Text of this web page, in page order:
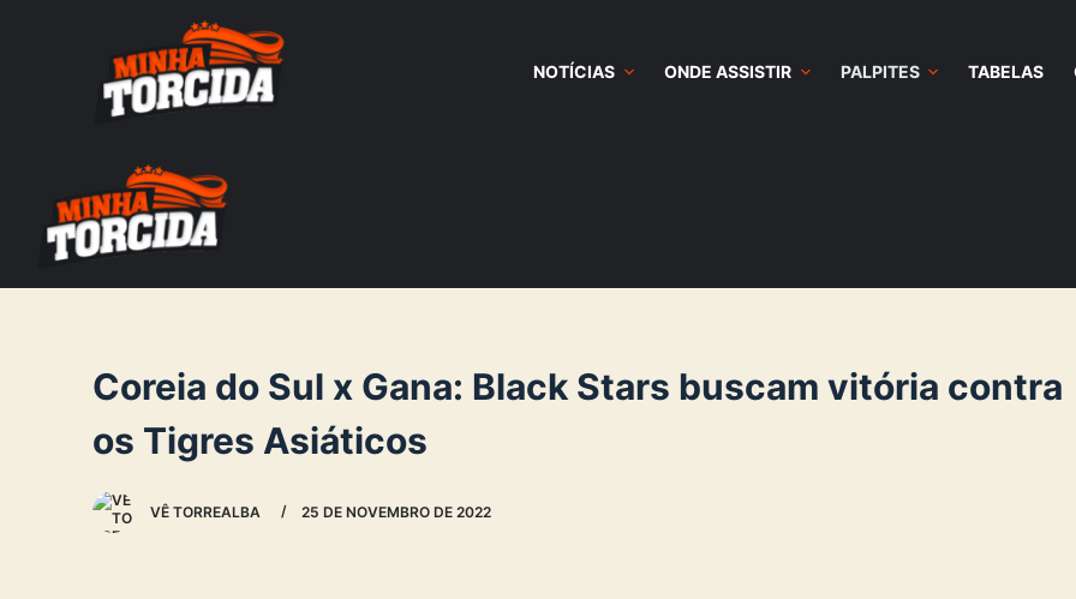
NOTÍCIAS ONDE ASSISTIR PALPITES TABELAS
Coreia do Sul x Gana: Black Stars buscam vitória contra
os Tigres Asiáticos
VÊ TORREALBA 25 DE NOVEMBRO DE 2022